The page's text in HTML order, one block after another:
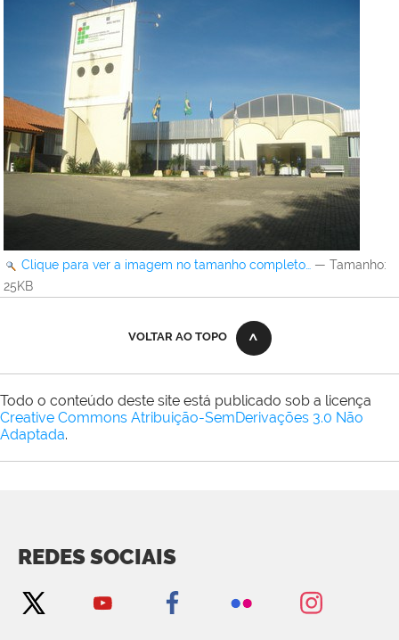
Clique para ver a imagem no tamanho completo… — Tamanho:
25KB
VOLTAR AO TOPO
Todo o conteúdo deste site está publicado sob a licença
Creative Commons Atribuição-SemDerivações 3.0 Não
Adaptada.
REDES SOCIAIS